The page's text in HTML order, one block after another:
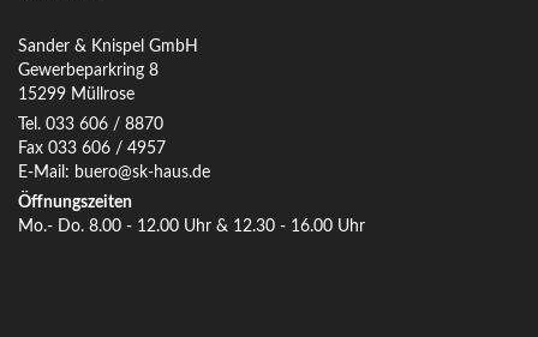
Sander & Knispel GmbH
Gewerbeparkring 8
15299 Müllrose
Tel. 033 606 / 8870
Fax 033 606 / 4957
E-Mail: buero@sk-haus.de
Öffnungszeiten
Mo.- Do. 8.00 - 12.00 Uhr & 12.30 - 16.00 Uhr